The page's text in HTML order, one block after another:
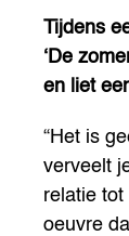
Tijdens
‘De
en liet
“Het is
verveelt
relatie
oeuvre